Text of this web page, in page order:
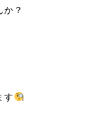
か？
す